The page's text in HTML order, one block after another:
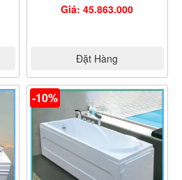
Giá: 45.863.000
Đặt Hàng
-10%